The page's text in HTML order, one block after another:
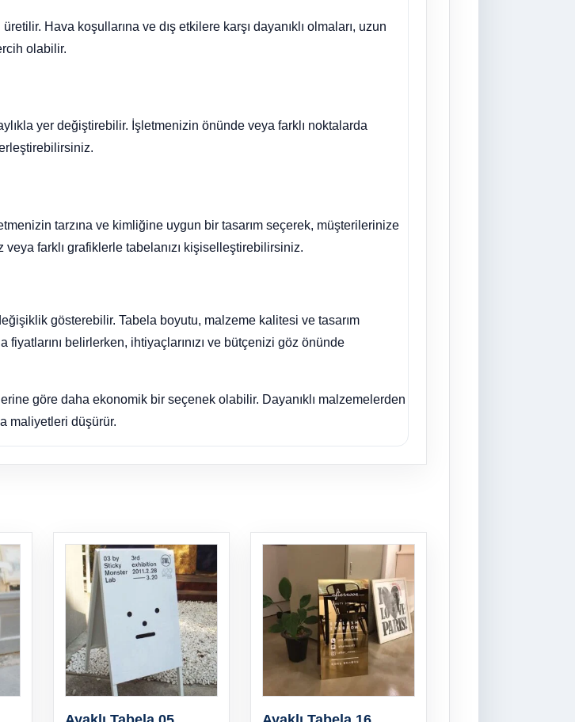
Hava koşullarına ve dış etkilere karşı dayanıklı olmaları, uzun
olabilir.
yer değiştirebilir. İşletmenizin önünde veya farklı noktalarda
tarzına ve kimliğine uygun bir tasarım seçerek, müşterilerinize
farklı grafiklerle tabelanızı kişiselleştirebilirsiniz.
gösterebilir. Tabela boyutu, malzeme kalitesi ve tasarım
belirlerken, ihtiyaçlarınızı ve bütçenizi göz önünde
göre daha ekonomik bir seçenek olabilir. Dayanıklı malzemelerden
maliyetleri düşürür.